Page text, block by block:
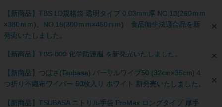
【新商品】TBS LD規格袋 透明タイプ 0.03mm厚 NO.13(260ｍｍ
×380ｍｍ)、NO.15(300ｍｍ×450ｍｍ) 食品衛生法適合品を新
発売いたしました。
【新商品】TBS-B09 化学防護服 を新発売いたしました。
【新商品】つばさ(Tsubasa) バーサルワイプ50 (32cm×35cm) 4
つ折り不織布ワイパー 50枚入り ホワイト 新発売いたしました。
【新商品】TSUBASA ニトリル手袋 ProMax ロングタイプ 厚手